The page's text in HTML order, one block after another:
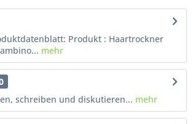
Produkt : Haartrockner
mehr
schreiben und diskutieren... mehr